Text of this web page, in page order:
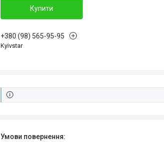
Купити
+380 (98) 565-95-95
Kyivstar